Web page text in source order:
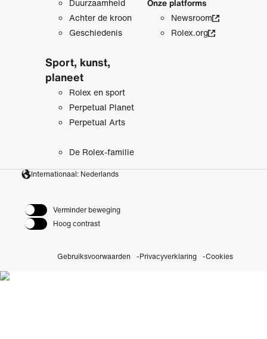
Duurzaamheid
Achter de kroon
Geschiedenis
Sport, kunst,
planeet
Rolex en sport
Perpetual Planet
Perpetual Arts
De Rolex-familie
Onze platforms
Newsroom
Rolex.org
Internationaal: Nederlands
Verminder beweging
Hoog contrast
Gebruiksvoorwaarden Privacyverklaring Cookies